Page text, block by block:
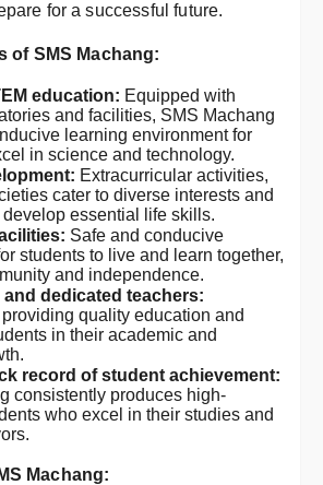
for a successful future.
of SMS Machang:
education: Equipped with
and facilities, SMS Machang
learning environment for
in science and technology.
Extracurricular activities,
cater to diverse interests and
develop essential life skills.
Safe and conducive
students to live and learn together,
and independence.
and dedicated teachers:
quality education and
in their academic and
record of student achievement:
consistently produces high-
who excel in their studies and
Machang: